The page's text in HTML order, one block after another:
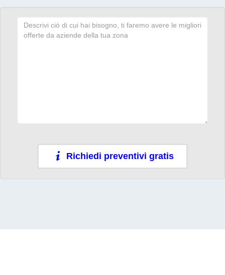
Richiedi preventivi gratis